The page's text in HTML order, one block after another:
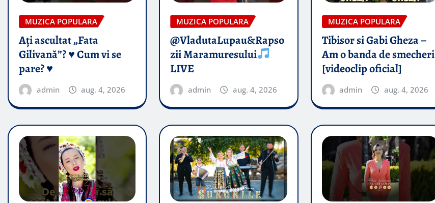
MUZICA POPULARA
Ați ascultat „Fata
Gilivană”? ♥️ Cum vi se
pare? ♥️
admin aug. 4, 2026
MUZICA POPULARA
@VladutaLupau&Rapso
zii Maramuresului
LIVE
admin aug. 4, 2026
MUZICA POPULARA
Tibisor si Gabi Gheza –
Am o banda de smecheri
[videoclip oficial]
admin aug. 4, 2026